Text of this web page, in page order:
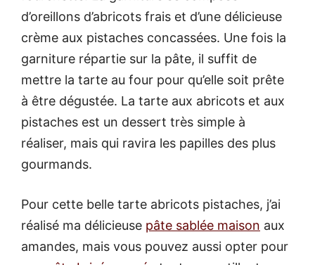
d’oreillons d’abricots frais et d’une délicieuse
crème aux pistaches concassées. Une fois la
garniture répartie sur la pâte, il suffit de
mettre la tarte au four pour qu’elle soit prête
à être dégustée. La tarte aux abricots et aux
pistaches est un dessert très simple à
réaliser, mais qui ravira les papilles des plus
gourmands.
Pour cette belle tarte abricots pistaches, j’ai
réalisé ma délicieuse pâte sablée maison aux
amandes, mais vous pouvez aussi opter pour